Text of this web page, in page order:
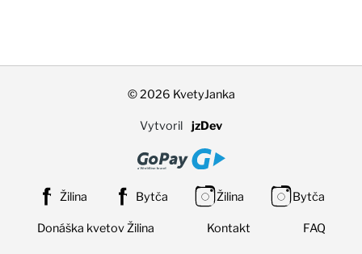
© 2026 KvetyJanka
Vytvoril jzDev
Žilina Bytča Žilina Bytča
Donáška kvetov Žilina Kontakt FAQ